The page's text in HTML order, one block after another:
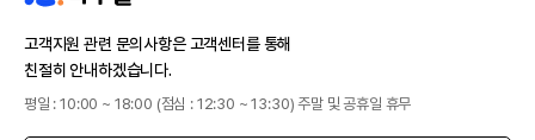
고객지원 관련 문의사항은 고객센터를 통해
친절히 안내하겠습니다.
평일 : 10:00 ~ 18:00 (점심 : 12:30 ~ 13:30) 주말 및 공휴일 휴무